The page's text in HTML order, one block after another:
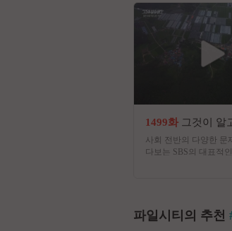
1499화 그것이 알
사회 전반의 다양한 문
다보는 SBS의 대표적
파일시티의 추천